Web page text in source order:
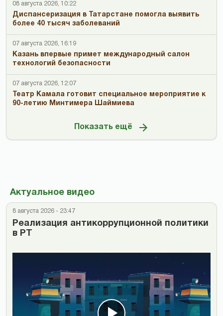
08 августа 2026, 10:22
Диспансеризация в Татарстане помогла выявить
более 40 тысяч заболеваний
07 августа 2026, 16:19
Казань впервые примет международный салон
технологий безопасности
07 августа 2026, 12:07
Театр Камала готовит специальное мероприятие к
90-летию Минтимера Шаймиева
Показать ещё
Актуальное видео
8 августа 2026 - 23:47
Реализация антикоррупционной политики
в РТ